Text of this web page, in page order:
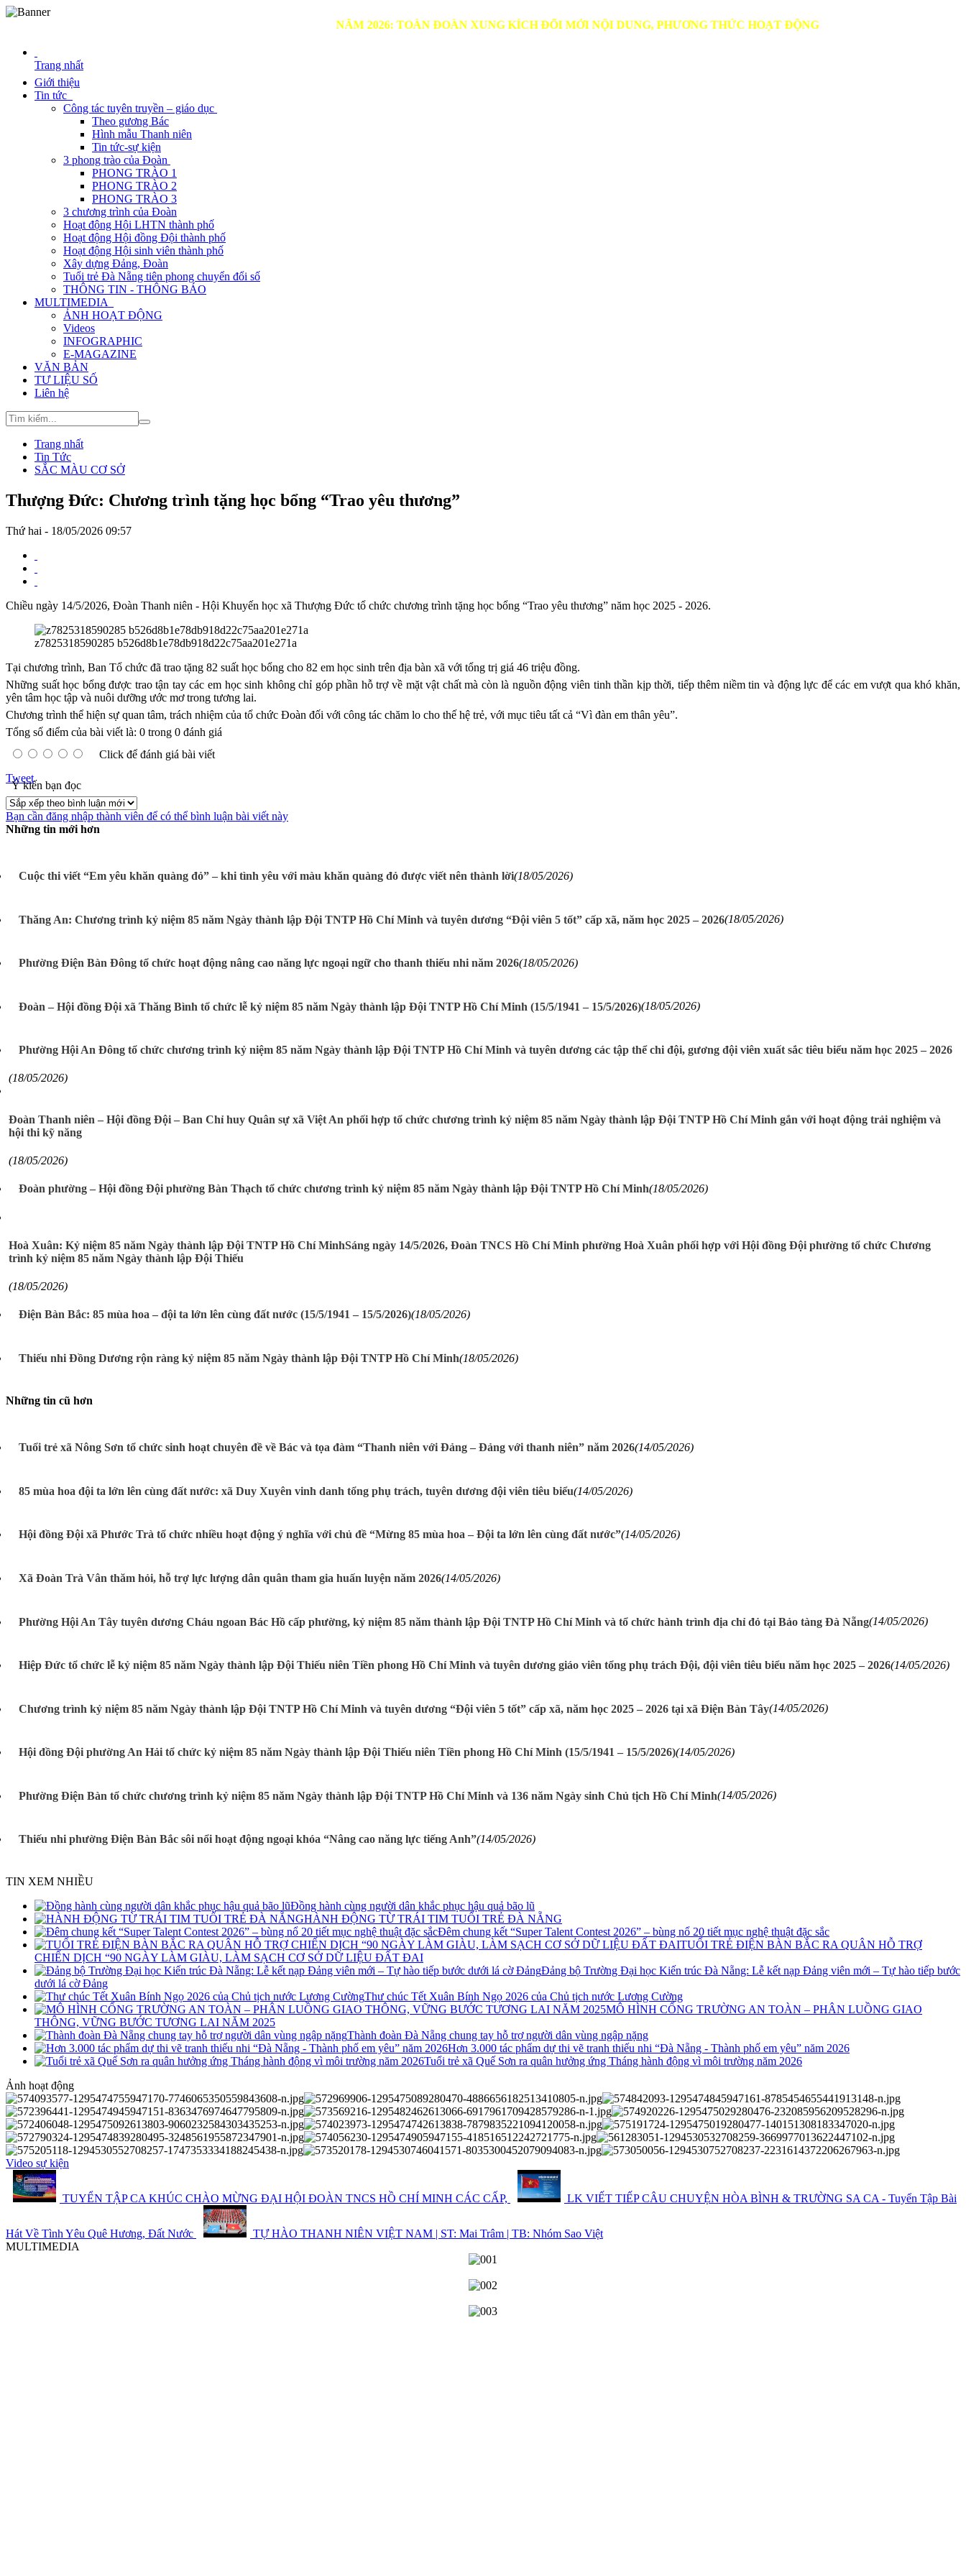
NĂM 2026: TOÀN ĐOÀN XUNG KÍCH ĐỔI MỚI NỘI DUNG, PHƯƠNG THỨC HOẠT ĐỘNG
Trang nhất
Giới thiệu
Tin tức
Công tác tuyên truyền – giáo dục
Theo gương Bác
Hình mẫu Thanh niên
Tin tức-sự kiện
3 phong trào của Đoàn
PHONG TRÀO 1
PHONG TRÀO 2
PHONG TRÀO 3
3 chương trình của Đoàn
Hoạt động Hội LHTN thành phố
Hoạt động Hội đồng Đội thành phố
Hoạt động Hội sinh viên thành phố
Xây dựng Đảng, Đoàn
Tuổi trẻ Đà Nẵng tiên phong chuyển đổi số
THÔNG TIN - THÔNG BÁO
MULTIMEDIA
ẢNH HOẠT ĐỘNG
Videos
INFOGRAPHIC
E-MAGAZINE
VĂN BẢN
TƯ LIỆU SỐ
Liên hệ
Trang nhất
Tin Tức
SẮC MÀU CƠ SỞ
Thượng Đức: Chương trình tặng học bổng “Trao yêu thương”
Thứ hai - 18/05/2026 09:57
Chiều ngày 14/5/2026, Đoàn Thanh niên - Hội Khuyến học xã Thượng Đức tổ chức chương trình tặng học bổng “Trao yêu thương” năm học 2025 - 2026.
z7825318590285 b526d8b1e78db918d22c75aa201e271a
Tại chương trình, Ban Tổ chức đã trao tặng 82 suất học bổng cho 82 em học sinh trên địa bàn xã với tổng trị giá 46 triệu đồng.
Những suất học bổng được trao tận tay các em học sinh không chỉ góp phần hỗ trợ về mặt vật chất mà còn là nguồn động viên tinh thần kịp thời, tiếp thêm niềm tin và động lực để các em vượt qua khó khăn,
yên tâm học tập và nuôi dưỡng ước mơ trong tương lai.
Chương trình thể hiện sự quan tâm, trách nhiệm của tổ chức Đoàn đối với công tác chăm lo cho thế hệ trẻ, với mục tiêu tất cả “Vì đàn em thân yêu”.
Tổng số điểm của bài viết là: 0 trong 0 đánh giá
Click để đánh giá bài viết
Tweet
Ý kiến bạn đọc
Bạn cần đăng nhập thành viên để có thể bình luận bài viết này
Những tin mới hơn
Cuộc thi viết “Em yêu khăn quàng đỏ” – khi tình yêu với màu khăn quàng đỏ được viết nên thành lời(18/05/2026)
Thăng An: Chương trình kỷ niệm 85 năm Ngày thành lập Đội TNTP Hồ Chí Minh và tuyên dương “Đội viên 5 tốt” cấp xã, năm học 2025 – 2026(18/05/2026)
Phường Điện Bàn Đông tổ chức hoạt động nâng cao năng lực ngoại ngữ cho thanh thiếu nhi năm 2026(18/05/2026)
Đoàn – Hội đồng Đội xã Thăng Bình tổ chức lễ kỷ niệm 85 năm Ngày thành lập Đội TNTP Hồ Chí Minh (15/5/1941 – 15/5/2026)(18/05/2026)
Phường Hội An Đông tổ chức chương trình kỷ niệm 85 năm Ngày thành lập Đội TNTP Hồ Chí Minh và tuyên dương các tập thể chi đội, gương đội viên xuất sắc tiêu biểu năm học 2025 – 2026
(18/05/2026)
Đoàn Thanh niên – Hội đồng Đội – Ban Chỉ huy Quân sự xã Việt An phối hợp tổ chức chương trình kỷ niệm 85 năm Ngày thành lập Đội TNTP Hồ Chí Minh gắn với hoạt động trải nghiệm và
hội thi kỹ năng
(18/05/2026)
Đoàn phường – Hội đồng Đội phường Bàn Thạch tổ chức chương trình kỷ niệm 85 năm Ngày thành lập Đội TNTP Hồ Chí Minh(18/05/2026)
Hoà Xuân: Kỷ niệm 85 năm Ngày thành lập Đội TNTP Hồ Chí MinhSáng ngày 14/5/2026, Đoàn TNCS Hồ Chí Minh phường Hoà Xuân phối hợp với Hội đồng Đội phường tổ chức Chương
trình kỷ niệm 85 năm Ngày thành lập Đội Thiếu
(18/05/2026)
Điện Bàn Bắc: 85 mùa hoa – đội ta lớn lên cùng đất nước (15/5/1941 – 15/5/2026)(18/05/2026)
Thiếu nhi Đồng Dương rộn ràng kỷ niệm 85 năm Ngày thành lập Đội TNTP Hồ Chí Minh(18/05/2026)
Những tin cũ hơn
Tuổi trẻ xã Nông Sơn tổ chức sinh hoạt chuyên đề về Bác và tọa đàm “Thanh niên với Đảng – Đảng với thanh niên” năm 2026(14/05/2026)
85 mùa hoa đội ta lớn lên cùng đất nước: xã Duy Xuyên vinh danh tổng phụ trách, tuyên dương đội viên tiêu biểu(14/05/2026)
Hội đồng Đội xã Phước Trà tổ chức nhiều hoạt động ý nghĩa với chủ đề “Mừng 85 mùa hoa – Đội ta lớn lên cùng đất nước”(14/05/2026)
Xã Đoàn Trà Vân thăm hỏi, hỗ trợ lực lượng dân quân tham gia huấn luyện năm 2026(14/05/2026)
Phường Hội An Tây tuyên dương Cháu ngoan Bác Hồ cấp phường, kỷ niệm 85 năm thành lập Đội TNTP Hồ Chí Minh và tổ chức hành trình địa chỉ đỏ tại Bảo tàng Đà Nẵng(14/05/2026)
Hiệp Đức tổ chức lễ kỷ niệm 85 năm Ngày thành lập Đội Thiếu niên Tiền phong Hồ Chí Minh và tuyên dương giáo viên tổng phụ trách Đội, đội viên tiêu biểu năm học 2025 – 2026(14/05/2026)
Chương trình kỷ niệm 85 năm Ngày thành lập Đội TNTP Hồ Chí Minh và tuyên dương “Đội viên 5 tốt” cấp xã, năm học 2025 – 2026 tại xã Điện Bàn Tây(14/05/2026)
Hội đồng Đội phường An Hải tổ chức kỷ niệm 85 năm Ngày thành lập Đội Thiếu niên Tiền phong Hồ Chí Minh (15/5/1941 – 15/5/2026)(14/05/2026)
Phường Điện Bàn tổ chức chương trình kỷ niệm 85 năm Ngày thành lập Đội TNTP Hồ Chí Minh và 136 năm Ngày sinh Chủ tịch Hồ Chí Minh(14/05/2026)
Thiếu nhi phường Điện Bàn Bắc sôi nổi hoạt động ngoại khóa “Nâng cao năng lực tiếng Anh”(14/05/2026)
TIN XEM NHIỀU
Đồng hành cùng người dân khắc phục hậu quả bão lũ
HÀNH ĐỘNG TỪ TRÁI TIM TUỔI TRẺ ĐÀ NẴNG
Đêm chung kết “Super Talent Contest 2026” – bùng nổ 20 tiết mục nghệ thuật đặc sắc
TUỔI TRẺ ĐIỆN BÀN BẮC RA QUÂN HỖ TRỢ
CHIẾN DỊCH “90 NGÀY LÀM GIÀU, LÀM SẠCH CƠ SỞ DỮ LIỆU ĐẤT ĐAI
Đảng bộ Trường Đại học Kiến trúc Đà Nẵng: Lễ kết nạp Đảng viên mới – Tự hào tiếp bước
dưới lá cờ Đảng
Thư chúc Tết Xuân Bính Ngọ 2026 của Chủ tịch nước Lương Cường
MÔ HÌNH CỔNG TRƯỜNG AN TOÀN – PHÂN LUỒNG GIAO
THÔNG, VỮNG BƯỚC TƯƠNG LAI NĂM 2025
Thành đoàn Đà Nẵng chung tay hỗ trợ người dân vùng ngập nặng
Hơn 3.000 tác phẩm dự thi vẽ tranh thiếu nhi “Đà Nẵng - Thành phố em yêu” năm 2026
Tuổi trẻ xã Quế Sơn ra quân hưởng ứng Tháng hành động vì môi trường năm 2026
Ảnh hoạt động
Video sự kiện
TUYỂN TẬP CA KHÚC CHÀO MỪNG ĐẠI HỘI ĐOÀN TNCS HỒ CHÍ MINH CÁC CẤP, LK VIẾT TIẾP CÂU CHUYỆN HÒA BÌNH & TRƯỜNG SA CA - Tuyển Tập Bài
Hát Về Tình Yêu Quê Hương, Đất Nước
TỰ HÀO THANH NIÊN VIỆT NAM | ST: Mai Trâm | TB: Nhóm Sao Việt
MULTIMEDIA